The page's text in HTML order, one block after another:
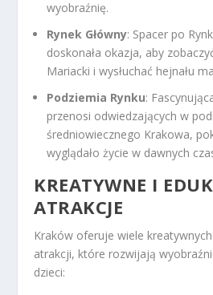
wyobraźnię.
Rynek Główny: Spacer po
doskonała okazja, aby
Mariacki i wysłuchać hejnału
Podziemia Rynku:
przenosi odwiedzających w
średniowiecznego Krakowa,
wyglądało życie w dawnych
KREATYWNE I
ATRAKCJE
Kraków oferuje wiele
atrakcji, które rozwijają
dzieci: